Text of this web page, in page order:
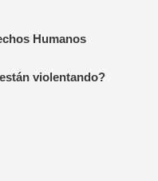
Humanos
violentando?